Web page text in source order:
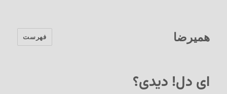
همیرضا فهرست
ای دل! دیدی؟